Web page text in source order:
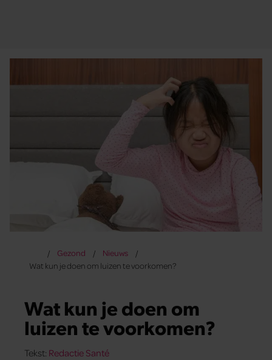
Gezond
Nieuws
Wat kun je doen om luizen te voorkomen?
Wat kun je doen om
luizen te voorkomen?
Tekst: Redactie Santé